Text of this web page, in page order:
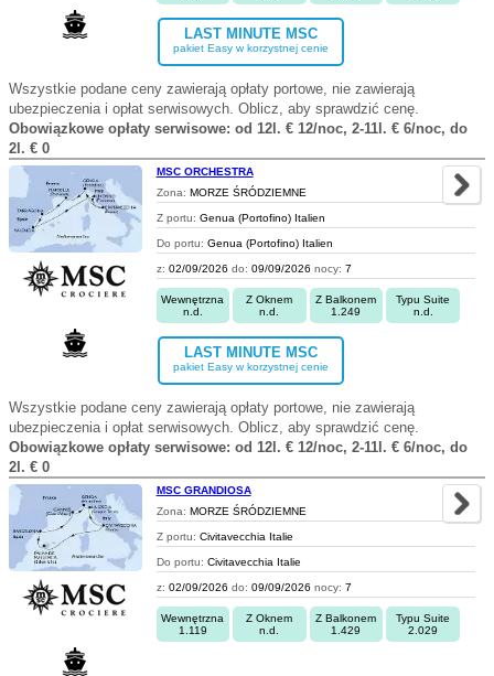
LAST MINUTE MSC
pakiet Easy w korzystnej cenie
Wszystkie podane ceny zawierają opłaty portowe, nie zawierają
ubezpieczenia i opłat serwisowych. Oblicz, aby sprawdzić cenę.
Obowiązkowe opłaty serwisowe: od 12l. € 12/noc, 2-11l. € 6/noc, do
2l. € 0
MSC ORCHESTRA
Zona: MORZE ŚRÓDZIEMNE
Z portu: Genua (Portofino) Italien
Do portu: Genua (Portofino) Italien
z: 02/09/2026 do: 09/09/2026 nocy: 7
Wewnętrzna
n.d.
Z Oknem
n.d.
Z Balkonem
1.249
Typu Suite
n.d.
LAST MINUTE MSC
pakiet Easy w korzystnej cenie
Wszystkie podane ceny zawierają opłaty portowe, nie zawierają
ubezpieczenia i opłat serwisowych. Oblicz, aby sprawdzić cenę.
Obowiązkowe opłaty serwisowe: od 12l. € 12/noc, 2-11l. € 6/noc, do
2l. € 0
MSC GRANDIOSA
Zona: MORZE ŚRÓDZIEMNE
Z portu: Civitavecchia Italie
Do portu: Civitavecchia Italie
z: 02/09/2026 do: 09/09/2026 nocy: 7
Wewnętrzna
1.119
Z Oknem
n.d.
Z Balkonem
1.429
Typu Suite
2.029